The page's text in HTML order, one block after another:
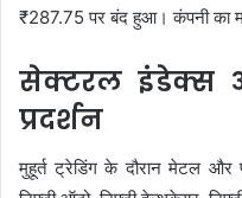
₹287.75 पर बंद हुआ। कंपनी का
सेक्टरल इंडेक्स
प्रदर्शन
मुहूर्त ट्रेडिंग के दौरान मेटल